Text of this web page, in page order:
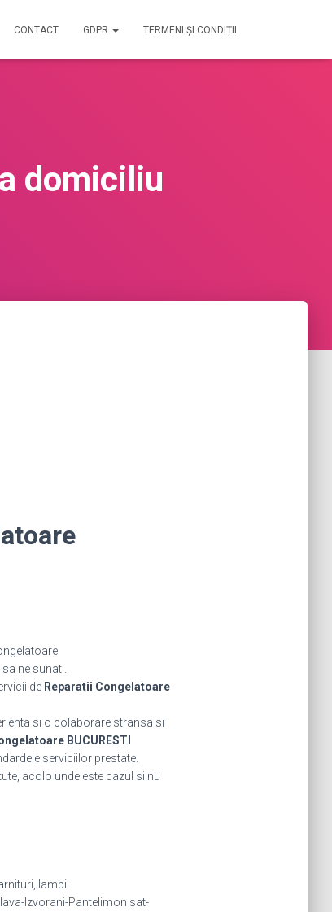
CONTACT GDPR TERMENI ȘI CONDIȚII
domiciliu
ne sunati.
de Reparatii Congelatoare
si o colaborare stransa si
BUCURESTI
serviciilor prestate.
acolo unde este cazul si nu
lampi
Izvorani-Pantelimon sat-